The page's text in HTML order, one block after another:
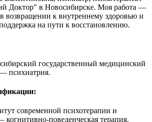
Доктор" в Новосибирске. Моя работа —
возвращении к внутреннему здоровью и
на пути к восстановлению.
государственный медицинский
психиатрия.
современной психотерапии и
когнитивно-поведенческая терапия.